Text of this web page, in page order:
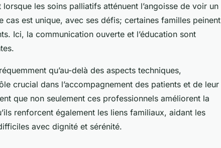
les soins palliatifs atténuent l’angoisse de voir un
cas est unique, avec ses défis; certaines familles peinent
Ici, la communication ouverte et l’éducation sont
qu’au-delà des aspects techniques,
crucial dans l’accompagnement des patients et de leur
que non seulement ces professionnels améliorent la
renforcent également les liens familiaux, aidant les
avec dignité et sérénité.